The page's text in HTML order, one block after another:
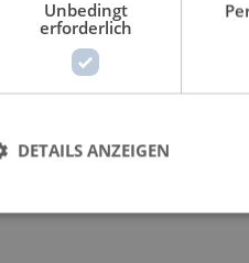
ansteht, kontaktieren Sie uns gern.
Unbedingt
erforderlich
DETAILS ANZEIGEN